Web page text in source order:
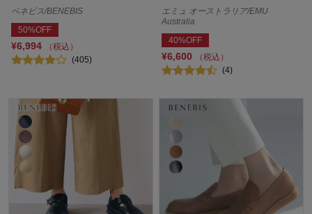
ベネビス/BENEBIS
50%OFF
¥6,994
（税込）
(405)
エミュ オーストラリア/EMU
Australia
40%OFF
¥6,600
（税込）
(4)